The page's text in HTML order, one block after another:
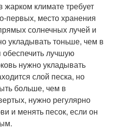
климате требует
первых, место хранения
солнечных лучей и
укладывать тоньше, чем в
лучшую
нужно укладывать
слой песка, но
больше, чем в
нужно регулярно
и менять песок, если он